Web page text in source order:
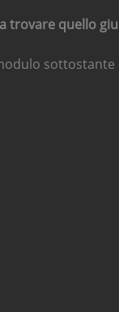
trovare quello